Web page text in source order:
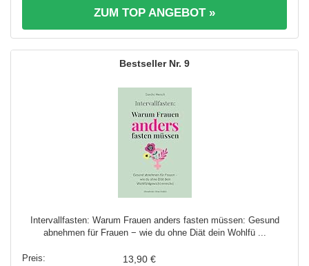
ZUM TOP ANGEBOT »
9
Intervallfasten: Warum Frauen anders fasten müssen: Gesund
abnehmen für Frauen − wie du ohne Diät dein Wohlfü ...
13,90 €